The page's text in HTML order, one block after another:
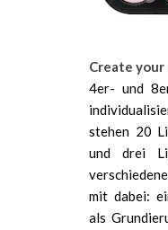
Create
4er- und
stehen 20
und drei
mit dabei:
als